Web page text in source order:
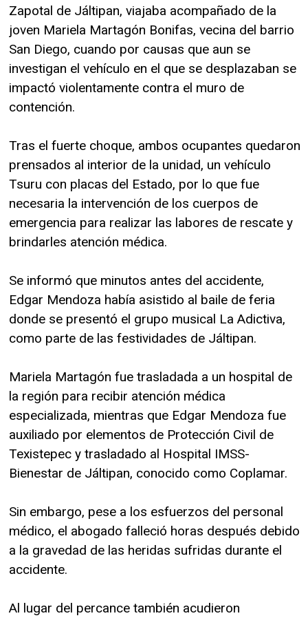
Zapotal de Jáltipan, viajaba acompañado de la
joven Mariela Martagón Bonifas, vecina del barrio
San Diego, cuando por causas que aun se
investigan el vehículo en el que se desplazaban se
impactó violentamente contra el muro de
contención.
Tras el fuerte choque, ambos ocupantes quedaron
prensados al interior de la unidad, un vehículo
Tsuru con placas del Estado, por lo que fue
necesaria la intervención de los cuerpos de
emergencia para realizar las labores de rescate y
brindarles atención médica.
Se informó que minutos antes del accidente,
Edgar Mendoza había asistido al baile de feria
donde se presentó el grupo musical La Adictiva,
como parte de las festividades de Jáltipan.
Mariela Martagón fue trasladada a un hospital de
la región para recibir atención médica
especializada, mientras que Edgar Mendoza fue
auxiliado por elementos de Protección Civil de
Texistepec y trasladado al Hospital IMSS-
Bienestar de Jáltipan, conocido como Coplamar.
Sin embargo, pese a los esfuerzos del personal
médico, el abogado falleció horas después debido
a la gravedad de las heridas sufridas durante el
accidente.
Al lugar del percance también acudieron